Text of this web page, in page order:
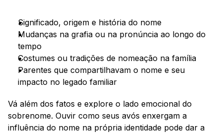
Significado, origem e história do nome
Mudanças na grafia ou na pronúncia ao longo do
tempo
Costumes ou tradições de nomeação na família
Parentes que compartilhavam o nome e seu
impacto no legado familiar
Vá além dos fatos e explore o lado emocional do
sobrenome. Ouvir como seus avós enxergam a
influência do nome na própria identidade pode dar a